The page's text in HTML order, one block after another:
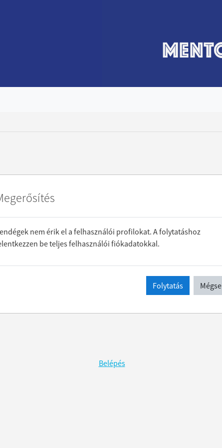
nem érik el a felhasználói profilokat. A folytatáshoz
be teljes felhasználói fiókadatokkal.
Folytatás Mégse
Belépés